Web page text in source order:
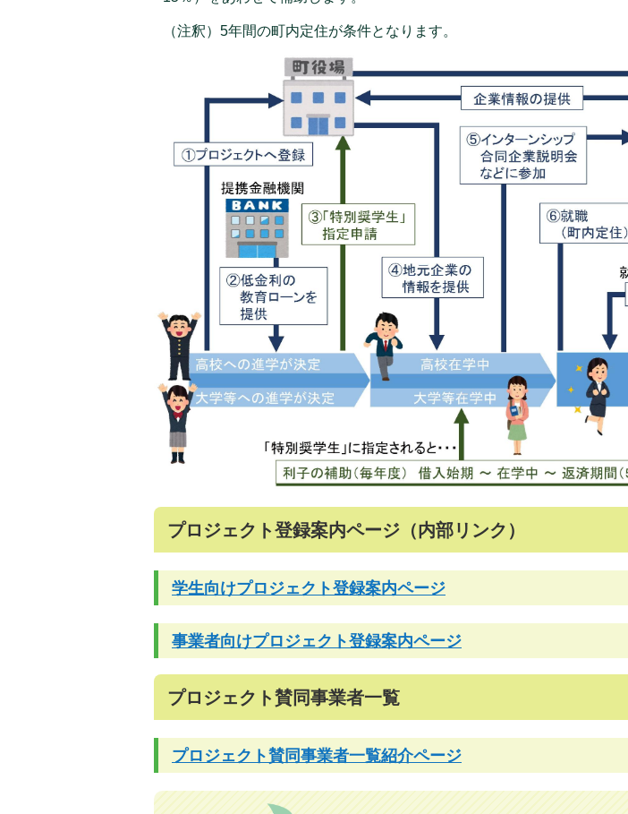
（注釈）5年間の町内定住が条件となります。
プロジェクト登録案内ページ（内部リンク）
学生向けプロジェクト登録案内ページ
事業者向けプロジェクト登録案内ページ
プロジェクト賛同事業者一覧
プロジェクト賛同事業者一覧紹介ページ